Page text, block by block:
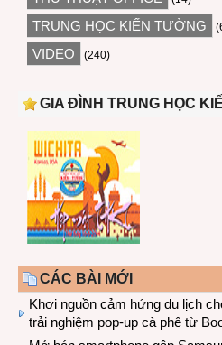
TRUNG HỌC KIẾN TƯỜNG
VIDEO (240)
GIA ĐÌNH TRUNG HỌC
CÁC BÀI MỚI
Khơi nguồn cảm hứng du lịch
trải nghiệm pop-up cà phê từ